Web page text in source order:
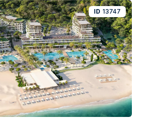
ID 13747